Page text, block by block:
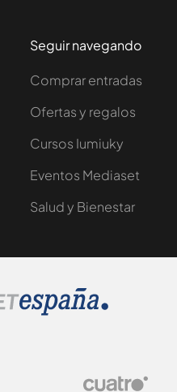
Seguir navegando
Comprar entradas
Ofertas y regalos
Cursos Iumiuky
Eventos Mediaset
Salud y Bienestar